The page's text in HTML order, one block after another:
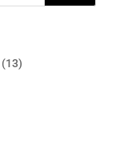
1313